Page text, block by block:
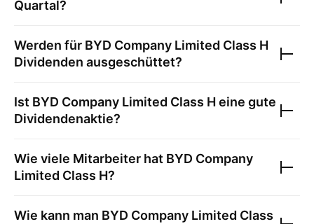
Quartal?
Werden für BYD Company Limited Class H
Dividenden ausgeschüttet?
Ist BYD Company Limited Class H eine gute
Dividendenaktie?
Wie viele Mitarbeiter hat BYD Company
Limited Class H?
Wie kann man BYD Company Limited Class